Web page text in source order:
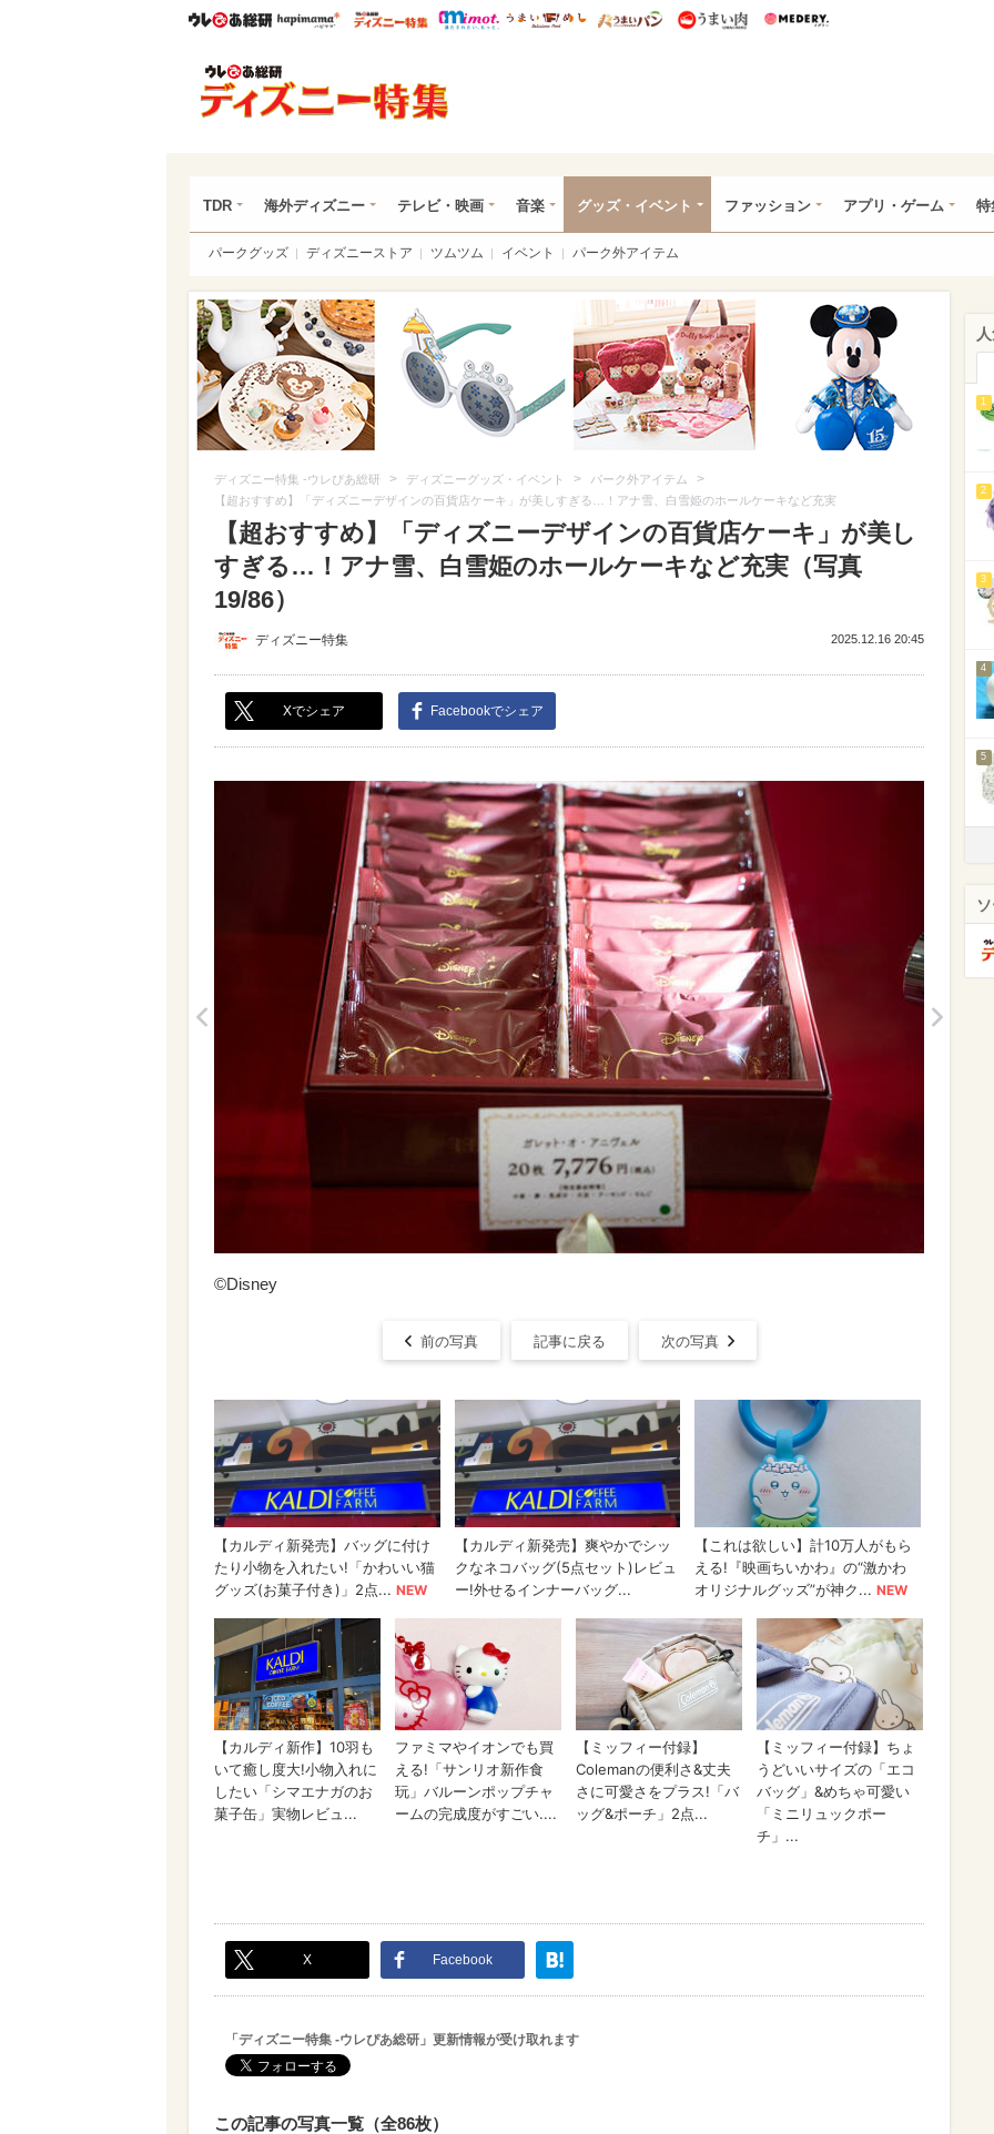
ウレぴあ総研ハピママ* ウレぴあ総研 ディズニー特集
mimot. うまいめし うまいパン うまい肉
TDR 海外ディズニー テレビ・映画 音楽 グッズ・イベント ファッション アプリ・ゲーム 特
パークグッズ ディズニーストア ツムツム イベント パーク外アイテム
ディズニー特集 -ウレぴあ総研 > ディズニーグッズ・イベント > パーク外アイテム >
【超おすすめ】「ディズニーデザインの百貨店ケーキ」が美しすぎる…！アナ雪、白雪姫のホールケーキなど充実
【超おすすめ】「ディズニーデザインの百貨店ケーキ」が美し
すぎる…！アナ雪、白雪姫のホールケーキなど充実（写真
19/86）
ディズニー特集 2025.12.16 20:45
Xでシェア Facebookでシェア
©Disney
前の写真 記事に戻る 次の写真
X Facebook
「ディズニー特集 -ウレぴあ総研」更新情報が受け取れます
この記事の写真一覧（全86枚）
1
2
3
4
5